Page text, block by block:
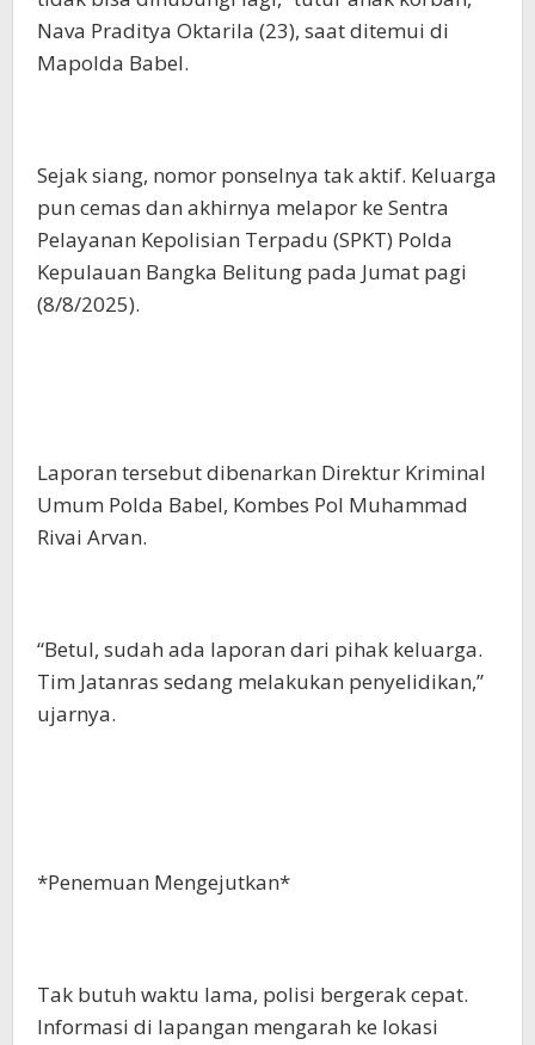
Nava Praditya Oktarila (23), saat ditemui di
Mapolda Babel.
Sejak siang, nomor ponselnya tak aktif. Keluarga
pun cemas dan akhirnya melapor ke Sentra
Pelayanan Kepolisian Terpadu (SPKT) Polda
Kepulauan Bangka Belitung pada Jumat pagi
(8/8/2025).
Laporan tersebut dibenarkan Direktur Kriminal
Umum Polda Babel, Kombes Pol Muhammad
Rivai Arvan.
“Betul, sudah ada laporan dari pihak keluarga.
Tim Jatanras sedang melakukan penyelidikan,”
ujarnya.
*Penemuan Mengejutkan*
Tak butuh waktu lama, polisi bergerak cepat.
Informasi di lapangan mengarah ke lokasi